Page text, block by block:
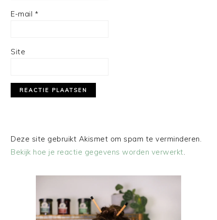
E-mail *
Site
Deze site gebruikt Akismet om spam te verminderen.
Bekijk hoe je reactie gegevens worden verwerkt